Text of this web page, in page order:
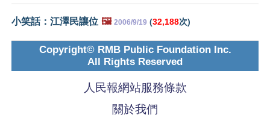
小笑話：江澤民讓位 🖼️ 2006/9/19 (32,188次)
Copyright© RMB Public Foundation Inc.
All Rights Reserved
人民報網站服務條款
關於我們